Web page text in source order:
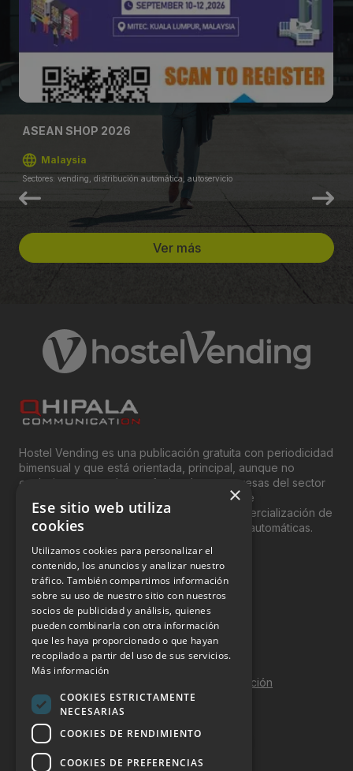
ASEAN SHOP 2026
Malaysia
Sectores: vending, distribución automática, autoservicio
Ver más
Hostel Vending es una publicación gratuita con periodicidad
bimensual y que está orientada, principal, aunque no
exclusivamente, a los profesionales y empresas del sector
del “Vending”; nombre con el que se conoce
genéricamente entre profesionales a la comercialización de
productos y servicios a través de máquinas automáticas.
INFORMACIÓN LEGAL
Aviso Legal
Política de Privacidad
Política de Cookies
Política de calidad y seguridad de la información
Contacto
×
Ese sitio web utiliza
cookies
Utilizamos cookies para personalizar el
contenido, los anuncios y analizar nuestro
tráfico. También compartimos información
sobre su uso de nuestro sitio con nuestros
socios de publicidad y análisis, quienes
pueden combinarla con otra información
que les haya proporcionado o que hayan
recopilado a partir del uso de sus servicios.
Más información
COOKIES ESTRICTAMENTE
NECESARIAS
COOKIES DE RENDIMIENTO
COOKIES DE PREFERENCIAS